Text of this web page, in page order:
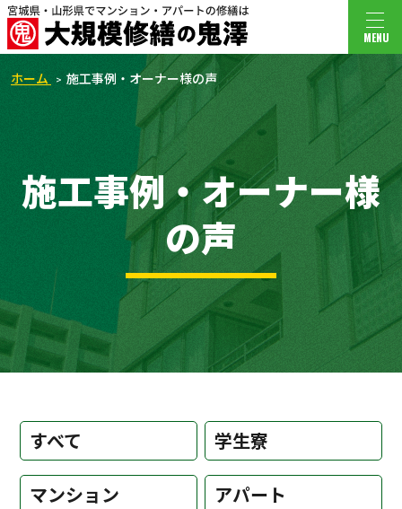
MENU
ホーム 施工事例・オーナー様の声
施工事例・オーナー様
の声
すべて 学生寮
マンション アパート